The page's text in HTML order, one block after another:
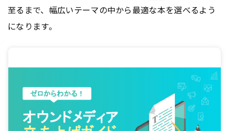
至るまで、幅広いテーマの中から最適な本を選べるよう
になります。